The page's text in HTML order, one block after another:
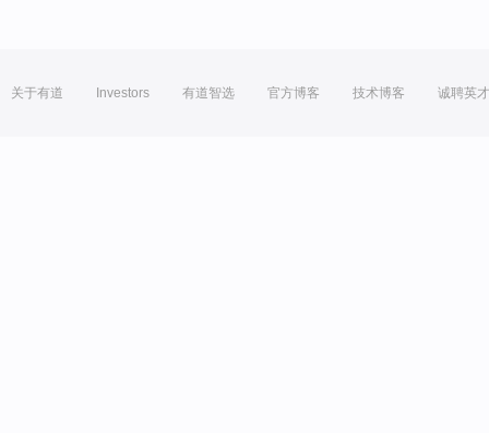
关于有道 Investors 有道智选 官方博客 技术博客 诚聘英才